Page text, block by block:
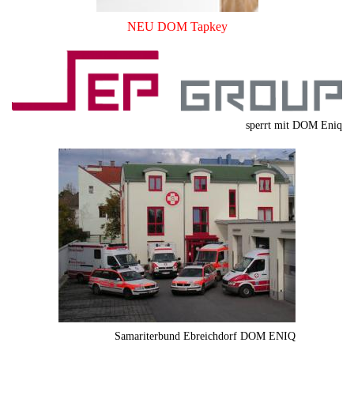
NEU DOM Tapkey
sperrt mit DOM Eniq
Samariterbund Ebreichdorf DOM ENIQ